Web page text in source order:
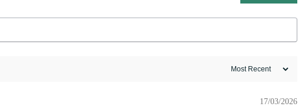
17/03/2026